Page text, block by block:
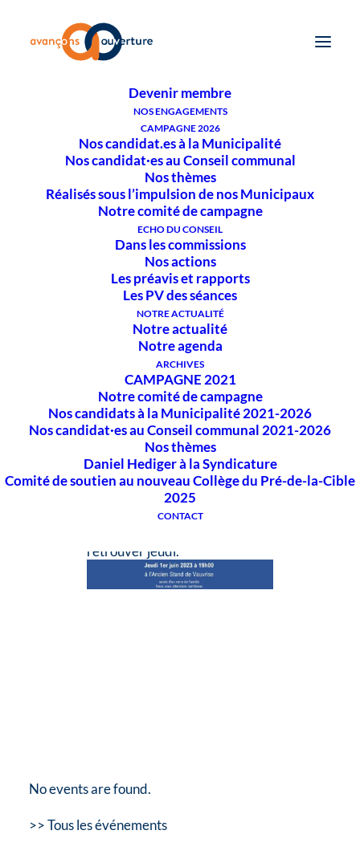
Notre comité
Devenir membre
NOS ENGAGEMENTS
CAMPAGNE 2026
Nos candidat.es à la Municipalité
Nos candidat·es au Conseil communal
Nos thèmes
Réalisés sous l’impulsion de nos Municipaux
Notre comité de campagne
ECHO DU CONSEIL
Dans les commissions
Nos actions
Les préavis et rapports
Les PV des séances
NOTRE ACTUALITÉ
Notre actualité
Notre agenda
ARCHIVES
CAMPAGNE 2021
Notre comité de campagne
Nos candidats à la Municipalité 2021-2026
Nos candidat·es au Conseil communal 2021-2026
Nos thèmes
Daniel Hediger à la Syndicature
Comité de soutien au nouveau Collège du Pré-de-la-Cible
2025
CONTACT
Séance participative le 1er
juin 2023
SEANCE PARTICIPATIVE
OUVERTE AU PUBLIC
Bonjour à tous!
Le groupe Avançons-Ouverture
a le plaisir de vous convier à une
séance participative ouverte à
toutes et tous afin de débattre
ensemble sur vos satisfactions
et vos préoccupations actuelles
et les enjeux à venir pour Bex et
On se réjouit de vous
rencontrer et de partager ce
moment convivial avec vous.
Bonne fin de week-end de
retrouver jeudi.
No events are found.
>> Tous les événements